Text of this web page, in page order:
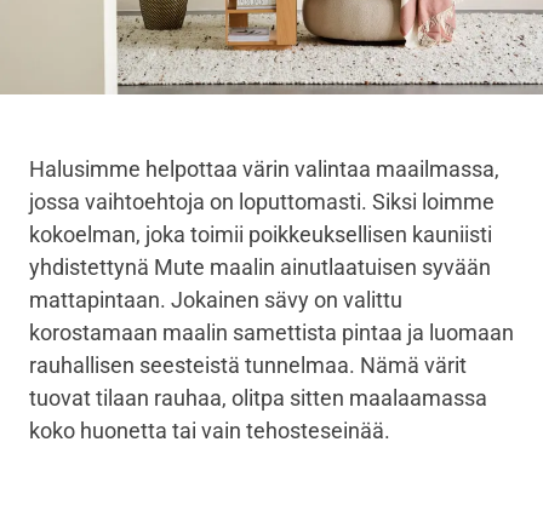
Halusimme helpottaa värin valintaa maailmassa,
jossa vaihtoehtoja on loputtomasti. Siksi loimme
kokoelman, joka toimii poikkeuksellisen kauniisti
yhdistettynä Mute maalin ainutlaatuisen syvään
mattapintaan. Jokainen sävy on valittu
korostamaan maalin samettista pintaa ja luomaan
rauhallisen seesteistä tunnelmaa. Nämä värit
tuovat tilaan rauhaa, olitpa sitten maalaamassa
koko huonetta tai vain tehosteseinää.